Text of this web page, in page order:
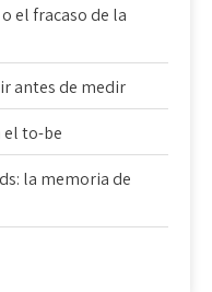
el fracaso de la
antes de medir
el to-be
la memoria de